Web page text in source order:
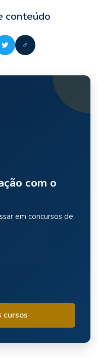
conteúdo
com o
em concursos de
cursos